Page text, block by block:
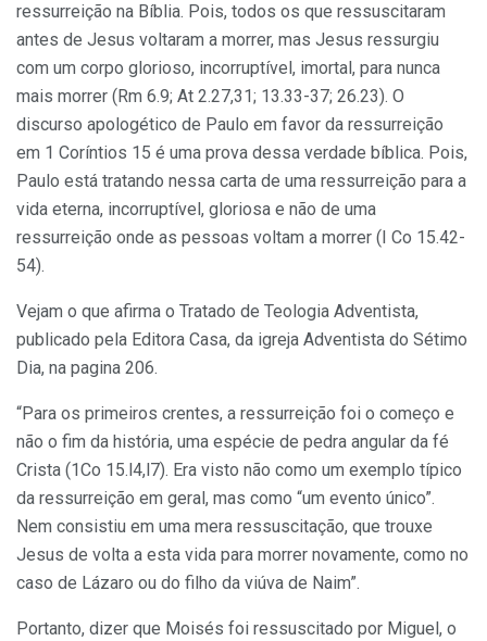
ressurreição na Bíblia. Pois, todos os que ressuscitaram
antes de Jesus voltaram a morrer, mas Jesus ressurgiu
com um corpo glorioso, incorruptível, imortal, para nunca
mais morrer (Rm 6.9; At 2.27,31; 13.33-37; 26.23). O
discurso apologético de Paulo em favor da ressurreição
em 1 Coríntios 15 é uma prova dessa verdade bíblica. Pois,
Paulo está tratando nessa carta de uma ressurreição para a
vida eterna, incorruptível, gloriosa e não de uma
ressurreição onde as pessoas voltam a morrer (I Co 15.42-
54).
Vejam o que afirma o Tratado de Teologia Adventista,
publicado pela Editora Casa, da igreja Adventista do Sétimo
Dia, na pagina 206.
“Para os primeiros crentes, a ressurreição foi o começo e
não o fim da história, uma espécie de pedra angular da fé
Crista (1Co 15.l4,l7). Era visto não como um exemplo típico
da ressurreição em geral, mas como “um evento único”.
Nem consistiu em uma mera ressuscitação, que trouxe
Jesus de volta a esta vida para morrer novamente, como no
caso de Lázaro ou do filho da viúva de Naim”.
Portanto, dizer que Moisés foi ressuscitado por Miguel, o